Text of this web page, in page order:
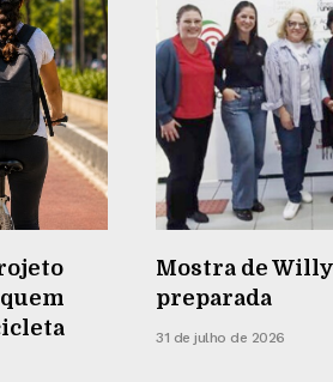
Mostra de
preparada
31 de julho de 2026